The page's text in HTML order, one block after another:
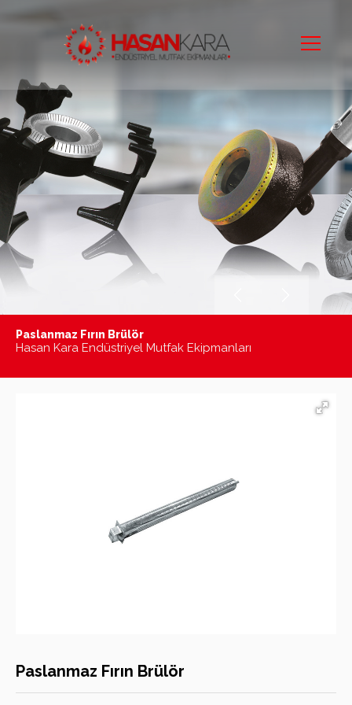
Mutfaktaki Sıcak Dostunuz
Hasan Kara Endüstriyel Mutfak Ekipmanları
Paslanmaz Fırın Brülör
Hasan Kara Endüstriyel Mutfak Ekipmanları
Paslanmaz Fırın Brülör